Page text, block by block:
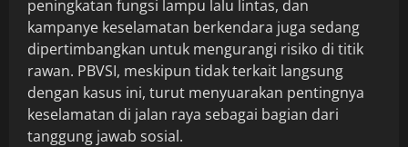
peningkatan fungsi lampu lalu lintas, dan
kampanye keselamatan berkendara juga sedang
dipertimbangkan untuk mengurangi risiko di titik
rawan. PBVSI, meskipun tidak terkait langsung
dengan kasus ini, turut menyuarakan pentingnya
keselamatan di jalan raya sebagai bagian dari
tanggung jawab sosial.